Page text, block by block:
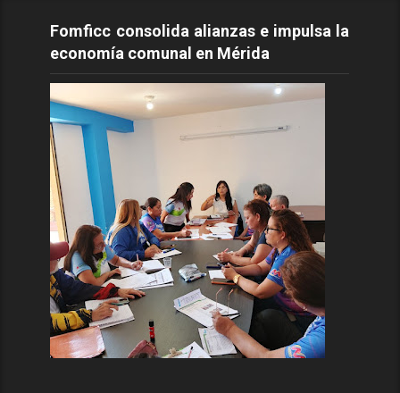
Fomficc consolida alianzas e impulsa la
economía comunal en Mérida